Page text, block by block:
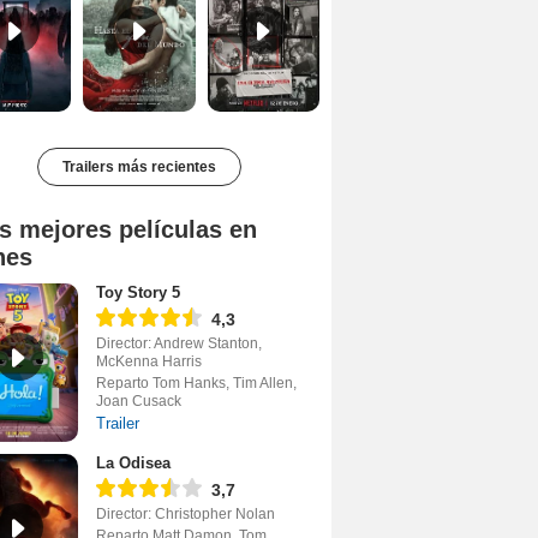
Trailers más recientes
mejores películas en
Toy Story 5
4,3
Director: Andrew Stanton,
McKenna Harris
Reparto Tom Hanks, Tim Allen,
Joan Cusack
Trailer
La Odisea
3,7
Director: Christopher Nolan